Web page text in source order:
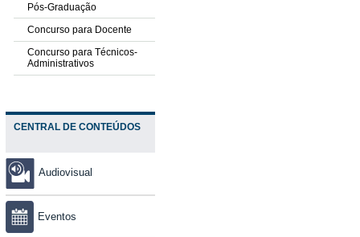
Pós-Graduação
Concurso para Docente
Concurso para Técnicos-
Administrativos
CENTRAL DE CONTEÚDOS
Audiovisual
Eventos